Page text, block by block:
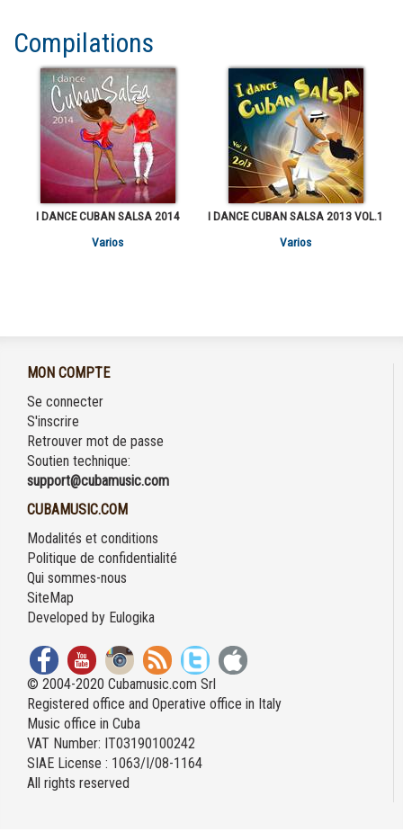
Compilations
I DANCE CUBAN SALSA 2014
Varios
I DANCE CUBAN SALSA 2013 VOL.1
Varios
MON COMPTE
Se connecter
S'inscrire
Retrouver mot de passe
Soutien technique:
support@cubamusic.com
CUBAMUSIC.COM
Modalités et conditions
Politique de confidentialité
Qui sommes-nous
SiteMap
Developed by Eulogika
© 2004-2020 Cubamusic.com Srl
Registered office and Operative office in Italy
Music office in Cuba
VAT Number: IT03190100242
SIAE License : 1063/I/08-1164
All rights reserved